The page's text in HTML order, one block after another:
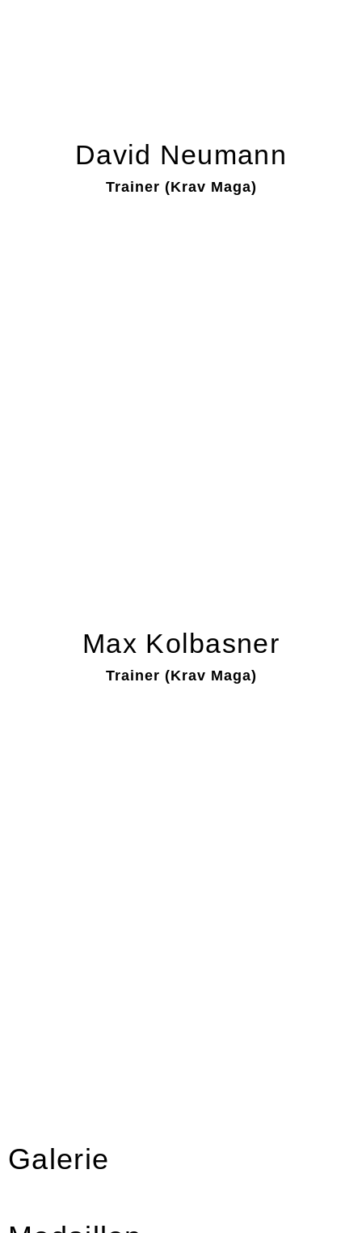
David Neumann
Trainer (Krav Maga)
Max Kolbasner
Trainer (Krav Maga)
Galerie